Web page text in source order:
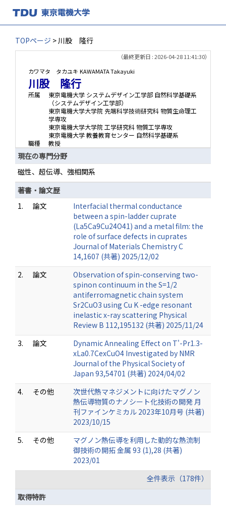
TOPページ > 川股 隆行
（最終更新日 : 2026-04-28 11:41:30）
カワマタ タカユキ KAWAMATA Takayuki
川股 隆行
所属
東京電機大学 システムデザイン工学部 自然科学基礎系
（システムデザイン工学部）
東京電機大学大学院 先端科学技術研究科 物質生命理工
学専攻
東京電機大学大学院 工学研究科 物質工学専攻
東京電機大学 教養教育センター 自然科学基礎系
職種
教授
現在の専門分野
磁性、超伝導、強相関系
著書・論文歴
1.
論文
Interfacial thermal conductance
between a spin-ladder cuprate
(La5Ca9Cu24O41) and a metal film: the
role of surface defects in cuprates
Journal of Materials Chemistry C
14,1607 (共著) 2025/12/02
2.
論文
Observation of spin-conserving two-
spinon continuum in the S=1/2
antiferromagnetic chain system
Sr2CuO3 using Cu K -edge resonant
inelastic x-ray scattering Physical
Review B 112,195132 (共著) 2025/11/24
3.
論文
Dynamic Annealing Effect on T'-Pr1.3-
xLa0.7CexCuO4 Investigated by NMR
Journal of the Physical Society of
Japan 93,54701 (共著) 2024/04/02
4.
その他
次世代熱マネジメントに向けたマグノン
熱伝導物質のナノシート化技術の開発 月
刊ファインケミカル 2023年10月号 (共著)
2023/10/15
5.
その他
マグノン熱伝導を利用した動的な熱流制
御技術の開拓 金属 93 (1),28 (共著)
2023/01
全件表示（178件）
取得特許